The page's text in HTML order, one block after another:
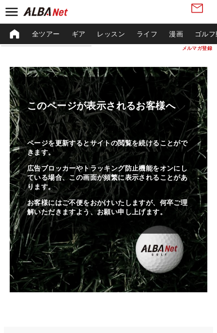
メルマガ登録
全ツアー ギア レッスン ライフ 漫画 ゴル
このページが表示されるお客様へ
ページを更新するとサイトの閲覧を続けることがで
きます。
広告ブロッカーやトラッキング防止機能をオンにし
ている場合、この画面が頻繁に表示されることがあ
ります。
お客様にはご不便をおかけいたしますが、何卒ご理
解いただきますよう、お願い申し上げます。